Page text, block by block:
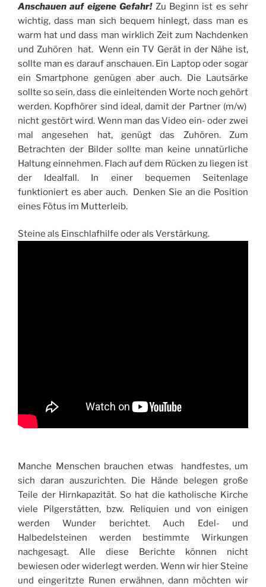
Anschauen auf eigene Gefahr!Zu Beginn ist es sehr
wichtig, dass man sich bequem hinlegt, dass man es
warm hat und dass man wirklich Zeit zum Nachdenken
und Zuhören hat. Wenn ein TV Gerät in der Nähe ist,
sollte man es darauf anschauen. Ein Laptop oder sogar
ein Smartphone genügen aber auch. Die Lautsärke
sollte so sein, dass die einleitenden Worte noch gehört
werden. Kopfhörer sind ideal, damit der Partner (m/w)
nicht gestört wird. Wenn man das Video ein- oder zwei
mal angesehen hat, genügt das Zuhören. Zum
Betrachten der Bilder sollte man keine unnatürliche
Haltung einnehmen. Flach auf dem Rücken zu liegen ist
der Idealfall. In einer bequemen Seitenlage
funktioniert es aber auch. Denken Sie an die Position
eines Fötus im Mutterleib.
Steine als Einschlafhilfe oder als Verstärkung.
Manche Menschen brauchen etwas handfestes, um
sich daran auszurichten. Die Hände belegen große
Teile der Hirnkapazität. So hat die katholische Kirche
viele Pilgerstätten, bzw. Reliquien und von einigen
werden Wunder berichtet. Auch Edel- und
Halbedelsteinen werden bestimmte Wirkungen
nachgesagt. Alle diese Berichte können nicht
bewiesen oder widerlegt werden. Wenn wir hier Steine
und eingeritzte Runen erwähnen, dann möchten wir